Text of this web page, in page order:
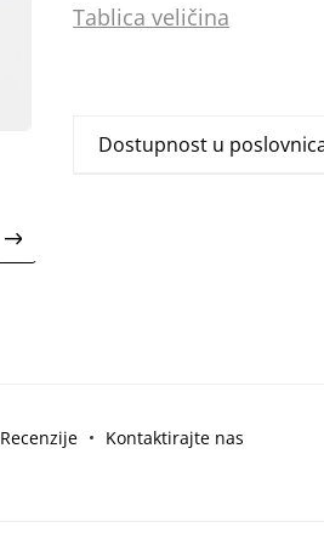
Tablica veličina
Dostupnost u
Recenzije Kontaktirajte nas